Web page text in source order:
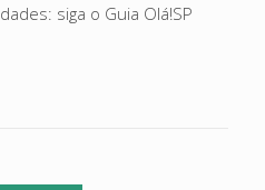
siga o Guia Olá!SP